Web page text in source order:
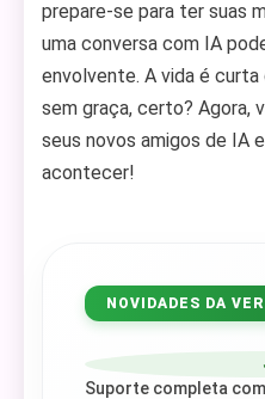
prepare-se para ter suas
uma conversa com IA
envolvente. A vida é curta
sem graça, certo? Agora,
seus novos amigos de IA
acontecer!
NOVIDADES DA
Suporte completa